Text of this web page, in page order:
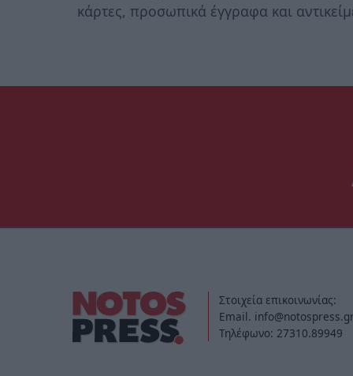
κάρτες, προσωπικά έγγραφα και
Στοιχεία επικοινωνίας:
Email. info@notospress.gr
Τηλέφωνο: 27310.89949